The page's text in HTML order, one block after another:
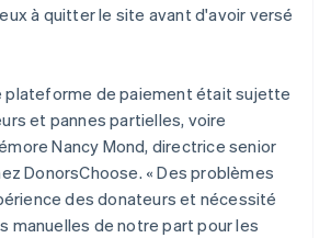
à quitter le site avant d'avoir versé
plateforme de paiement était sujette
et pannes partielles, voire
Nancy Mond, directrice senior
DonorsChoose. « Des problèmes
des donateurs et nécessité
manuelles de notre part pour les